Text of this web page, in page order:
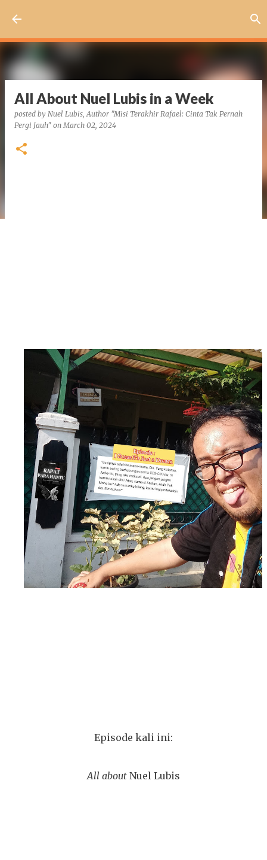
All About Nuel Lubis in a Week
posted by Nuel Lubis, Author "Misi Terakhir Rafael: Cinta Tak Pernah
Pergi Jauh" onMarch 02, 2024
Episode kali ini:
All about Nuel Lubis